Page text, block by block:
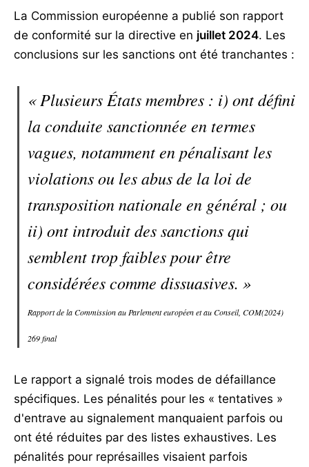
La Commission européenne a publié son rapport
de conformité sur la directive en juillet 2024. Les
conclusions sur les sanctions ont été tranchantes :
« Plusieurs États membres : i) ont défini
la conduite sanctionnée en termes
vagues, notamment en pénalisant les
violations ou les abus de la loi de
transposition nationale en général ; ou
ii) ont introduit des sanctions qui
semblent trop faibles pour être
considérées comme dissuasives. »
Rapport de la Commission au Parlement européen et au Conseil, COM(2024)
269 final
Le rapport a signalé trois modes de défaillance
spécifiques. Les pénalités pour les « tentatives »
d'entrave au signalement manquaient parfois ou
ont été réduites par des listes exhaustives. Les
pénalités pour représailles visaient parfois